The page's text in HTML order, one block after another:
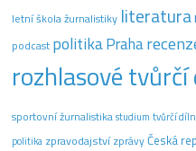
letní škola žurnalistiky literatura
podcast politikaPraha
rozhlasové
sportovní žurnalistika studium tvůrčí
politika zpravodajstvízprávyČeská